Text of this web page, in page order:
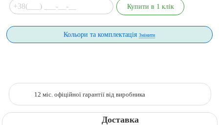
Кольори та комплектаціяЗмінити
12 міс. офіційної гарантії від виробника
Доставка